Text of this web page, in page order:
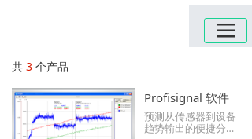
共 3 个产品
Profisignal 软件
预测从传感器到设备
趋势输出的便捷分析
끀